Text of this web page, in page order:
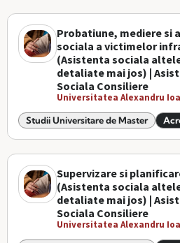
Probatiune, mediere si
sociala a victimelor
(Asistenta sociala
detaliate mai jos) |
Sociala Consiliere
Universitatea Alexandru
Studii Universitare de Master
Supervizare si
(Asistenta sociala
detaliate mai jos) |
Sociala Consiliere
Universitatea Alexandru